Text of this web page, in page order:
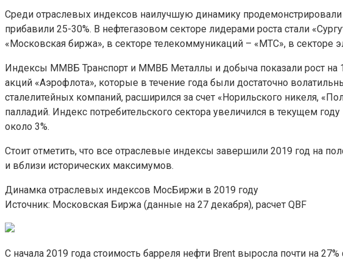
Среди отраслевых индексов наилучшую динамику
прибавили 25-30%. В нефтегазовом секторе лидерами роста стали
«Московская биржа», в секторе телекоммуникаций – «МТС», в секторе
Индексы ММВБ Транспорт и ММВБ Металлы и добыча показали рост на
акций «Аэрофлота», которые в течение года были достаточно
сталелитейных компаний, расширился за счет «Норильского никеля,
палладий. Индекс потребительского сектора увеличился в текущем
около 3%.
Стоит отметить, что все отраслевые индексы завершили 2019 год на
и вблизи исторических максимумов.
Динамка отраслевых индексов МосБиржи в 2019 году
Источник: Московская Биржа (данные на 27 декабря), расчет QBF
С начала 2019 года стоимость барреля нефти Brent выросла почти на